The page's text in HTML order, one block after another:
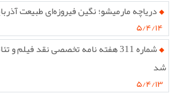
دریاچه مارمیشو؛ نگین فیروزه‌ای طبیعت
۵/۴/۱۴
شماره 311 هفته نامه تخصصی نقد فیلم
شد
۵/۴/۱۳